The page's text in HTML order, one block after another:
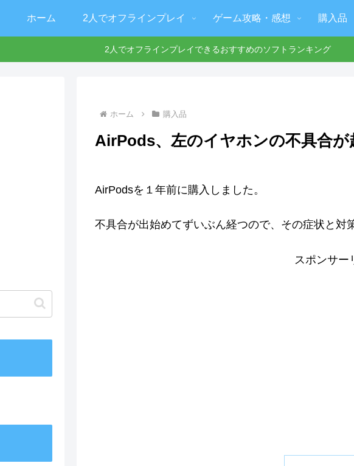
ホーム 2人でオフラインプレイ ゲーム攻略・感想 購入品
2人でオフラインプレイできるおすすめのソフトランキング
ホーム 購入品
AirPods、左のイヤホンの不具合が
AirPodsを１年前に購入しました。
不具合が出始めてずいぶん経つので、その症状と対
スポンサー